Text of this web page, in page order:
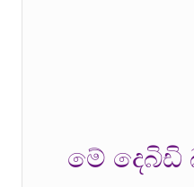
මේ දෙබිඩි